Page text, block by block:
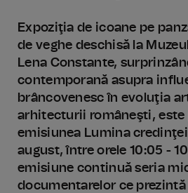
Expoziţia de icoane pe
de veghe deschisă la
Lena Constante,
contemporană asupra
brâncovenesc în evoluţia
arhitecturii româneşti, este
emisiunea Lumina
august, între orele 10:05 -
emisiune continuă seria
documentarelor ce